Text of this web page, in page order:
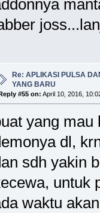
Re: APLIKASI PULSA
YANG BARU
#55 on: April 10, 2016,
yang mau
dl,
sdh yakin
untuk
waktu